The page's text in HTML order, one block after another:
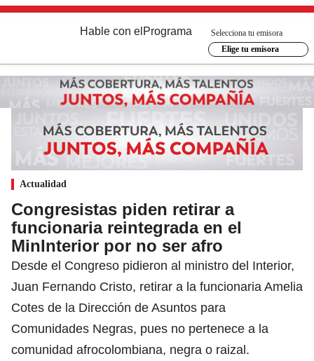
Hable con el Programa
Selecciona tu emisora
Elige tu emisora
Actualidad
Congresistas piden retirar a
funcionaria reintegrada en el
MinInterior por no ser afro
Desde el Congreso pidieron al ministro del Interior,
Juan Fernando Cristo, retirar a la funcionaria Amelia
Cotes de la Dirección de Asuntos para
Comunidades Negras, pues no pertenece a la
comunidad afrocolombiana, negra o raizal.